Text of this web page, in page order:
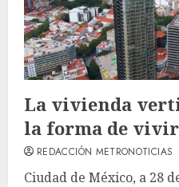
La vivienda
la forma de vivir
REDACCIÓN METRONOTICIAS
Ciudad de México, a 28